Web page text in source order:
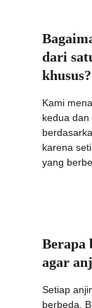
dari
khusus?
Kami
kedua
karena
yang
Berapa
agar
Setiap
berbeda.